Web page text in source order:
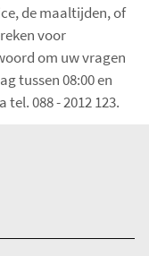
de maaltijden, of
voor
om uw vragen
tussen 08:00 en
088 - 2012 123.